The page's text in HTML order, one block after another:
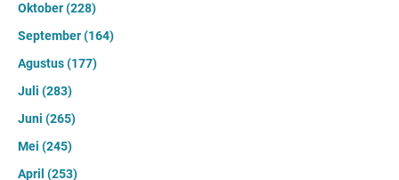
Oktober(228)
September(164)
Agustus(177)
Juli (283)
Juni (265)
Mei (245)
April (253)